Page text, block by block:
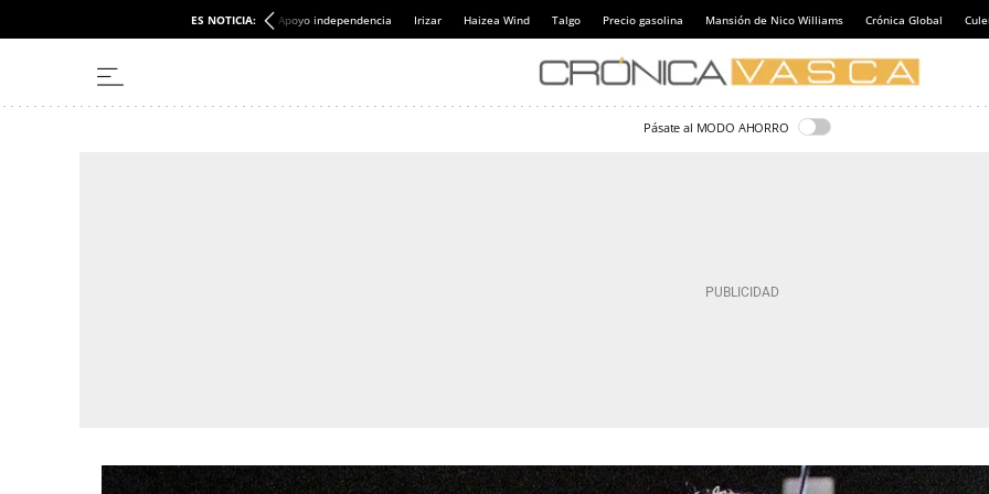
ES NOTICIA: Apoyo independencia Irizar Haizea Wind Talgo Precio gasolina Mansión de Nico Williams Crónica Global
Pásate al MODO AHORRO